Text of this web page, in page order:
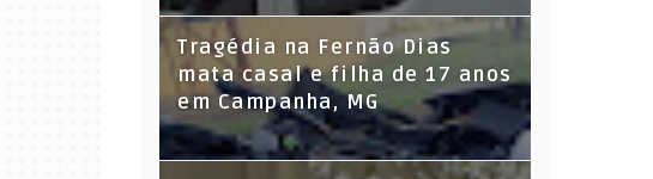
Tragédia na Fernão Dias
mata casal e filha de 17 anos
em Campanha, MG